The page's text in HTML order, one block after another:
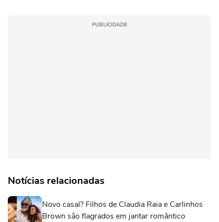
PUBLICIDADE
Notícias relacionadas
Novo casal? Filhos de Claudia Raia e Carlinhos
Brown são flagrados em jantar romântico